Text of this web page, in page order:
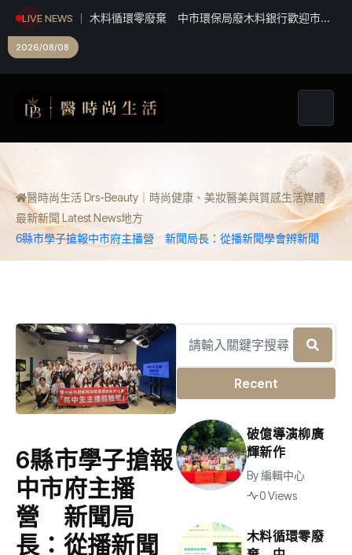
LIVE NEWS
踴躍領用
台美青年樂手同台共演！ 跨國並肩彩排激盪爵士
2026/08/08
醫時尚生活 Drs-Beauty｜時尚健康、美妝醫美與質感生活媒體
最新新聞 Latest News地方
6縣市學子搶報中市府主播營 新聞局長：從播新聞學會辨新聞
6縣市學子搶報
中市府主播
營 新聞局
長：從播新聞
Recent
破億導演柳廣
輝新作
By編輯中心
0 Views
木料循環零廢